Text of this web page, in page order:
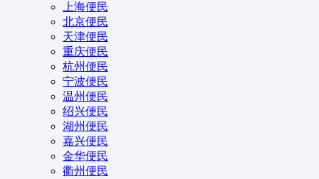
上海便民
北京便民
天津便民
重庆便民
杭州便民
宁波便民
温州便民
绍兴便民
湖州便民
嘉兴便民
金华便民
衢州便民